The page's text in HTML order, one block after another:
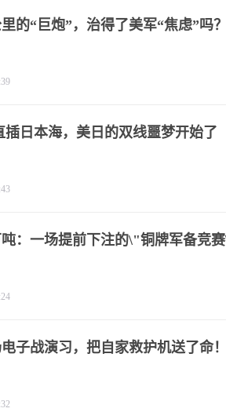
的“巨炮”，治得了美军“焦虑”吗？
插日本海，美日的双线噩梦开始了
：一场提前下注的\"铜牌军备竞赛
子战演习，把自家救护机送了命！